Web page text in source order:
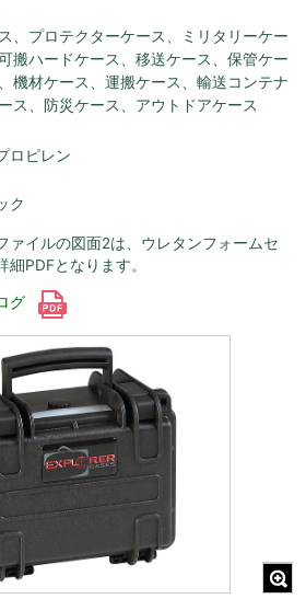
、プロテクターケース、ミリタリーケー
搬ハードケース、移送ケース、保管ケー
機材ケース、運搬ケース、輸送コンテナ
ス、防災ケース、アウトドアケース
ロピレン
ク
ァイルの図面2は、ウレタンフォームセ
細PDFとなります。
グ